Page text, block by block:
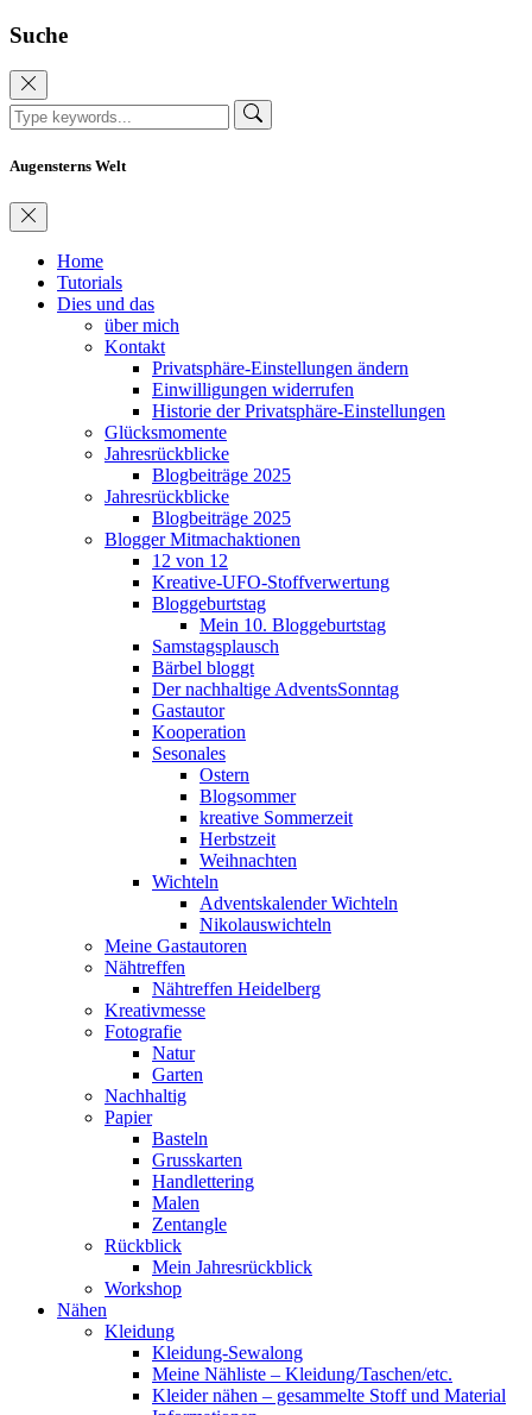
Suche
Augensterns Welt
Home
Tutorials
Dies und das
über mich
Kontakt
Privatsphäre-Einstellungen ändern
Einwilligungen widerrufen
Historie der Privatsphäre-Einstellungen
Glücksmomente
Jahresrückblicke
Blogbeiträge 2025
Jahresrückblicke
Blogbeiträge 2025
Blogger Mitmachaktionen
12 von 12
Kreative-UFO-Stoffverwertung
Bloggeburtstag
Mein 10. Bloggeburtstag
Samstagsplausch
Bärbel bloggt
Der nachhaltige AdventsSonntag
Gastautor
Kooperation
Sesonales
Ostern
Blogsommer
kreative Sommerzeit
Herbstzeit
Weihnachten
Wichteln
Adventskalender Wichteln
Nikolauswichteln
Meine Gastautoren
Nähtreffen
Nähtreffen Heidelberg
Kreativmesse
Fotografie
Natur
Garten
Nachhaltig
Papier
Basteln
Grusskarten
Handlettering
Malen
Zentangle
Rückblick
Mein Jahresrückblick
Workshop
Nähen
Kleidung
Kleidung-Sewalong
Meine Nähliste – Kleidung/Taschen/etc.
Kleider nähen – gesammelte Stoff und Material